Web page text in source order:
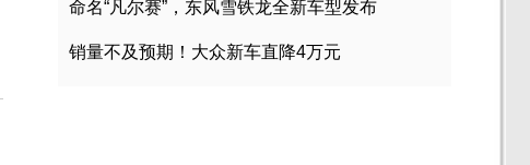
命名“凡尔赛”，东风雪铁龙全新车型发布
销量不及预期！大众新车直降4万元